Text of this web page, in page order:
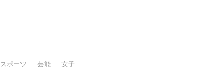
スポーツ 芸能 女子